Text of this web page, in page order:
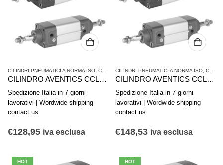
CILINDRI PNEUMATICI A NORMA ISO CILINDRI PNEUMATICI E AZIONAMENTI ,SERIE
CILINDRO AVENTICS CCL-IS R480058830
Spedizione Italia in 7 giorni
lavorativi | Wordwide shipping
contact us
€128,95 iva esclusa
CILINDRI PNEUMATICI A NORMA ISO CILINDRI PNEUMATICI E AZIONAMENTI
CILINDRO AVENTICS CCL-IS R480671124
Spedizione Italia in 7 giorni
lavorativi | Wordwide shipping
contact us
€148,53 iva esclusa
HOT HOT